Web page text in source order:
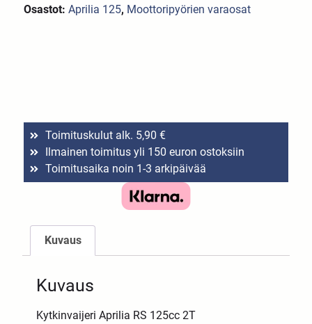
Osastot:Aprilia 125, Moottoripyörien varaosat
Toimituskulut alk. 5,90 €
Ilmainen toimitus yli 150 euron ostoksiin
Toimitusaika noin 1-3 arkipäivää
Kuvaus
Kuvaus
Kytkinvaijeri Aprilia RS 125cc 2T